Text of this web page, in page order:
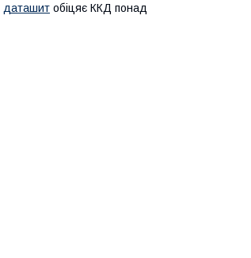
даташит обіцяє ККД понад